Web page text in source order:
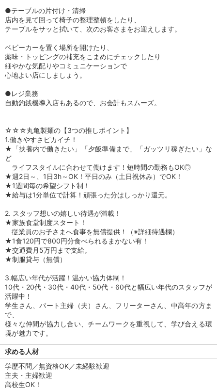
●テーブルの片付け・清掃
店内を見て回って椅子の整理整頓をしたり、
テーブルをサッと拭いて、次のお客さまをお迎えします。
ベビーカーを置く場所を開けたり、
薬味・トッピングの補充をこまめにチェックしたり
細やかな気配りやコミュニケーションで
心地よい店にしましょう。
●レジ業務
自動釣銭機導入店もあるので、お会計もスムーズ。
☆☆☆丸亀製麺の【3つの推しポイント】
1.働きやすさピカイチ！
★「扶養内で働きたい」「夕飯準備まで」「ガッツリ稼ぎたい」な
ど
ライフスタイルに合わせて働けます！短時間の勤務もOK◎
★週2日～、1日3h～OK！平日のみ（土日祝休み）でOK！
★1週間毎の希望シフト制！
★給与は1分単位で計算！頑張った分はしっかり還元。
2. スタッフ想いの嬉しい待遇が満載！
★家族食堂制度スタート！
従業員のお子さまへ食事を無償提供！（※詳細待遇欄）
★1食120円で800円分食べられるまかない有！
★交通費月5万円まで支給。
★制服貸与（無償）
3.幅広い年代が活躍！温かい協力体制！
10代・20代・30代・40代・50代・60代と幅広い年代のスタッフが
活躍中！
学生さん、パート主婦（夫）さん、フリーターさん、中高年の方ま
で、
様々な仲間が協力し合い、チームワークを重視して、学び合える環
境が魅力です。
求める人材
学歴不問／無資格OK／未経験歓迎
主夫・主婦歓迎
高校生OK！